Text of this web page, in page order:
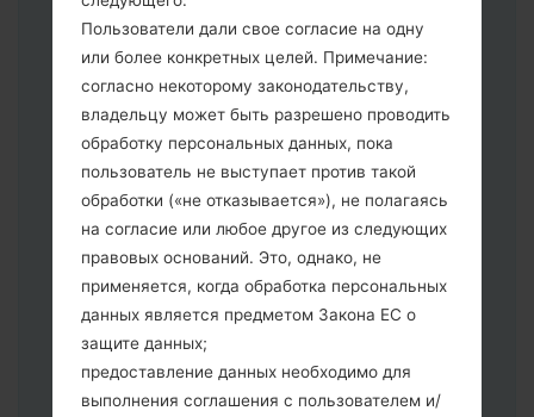
методы как это сделать:
Нажмите и удерживайте клавиши:
питание, громкости и Bixbi.
Нажмите и удерживайте клавиши:
регулировки громкости. Подключив
телефон к ПК используя USB кабель.
Нажмите и удерживайте клавиши:
питание, громкости и домой.
Подключите USB кабель и нажмите
клавиши: уменьшение звука и Bixbi.
Нажмите и удерживайте клавиши:
питания и увеличения громкости
Далее подключите к компьютеру,
программа Odin должна определить
Пользователи дали свое согласие на одну
или более конкретных целей. Примечание:
согласно некоторому законодательству,
владельцу может быть разрешено проводить
обработку персональных данных, пока
пользователь не выступает против такой
обработки («не отказывается»), не полагаясь
на согласие или любое другое из следующих
правовых оснований. Это, однако, не
применяется, когда обработка персональных
данных является предметом Закона ЕС о
защите данных;
предоставление данных необходимо для
выполнения соглашения с пользователем и/